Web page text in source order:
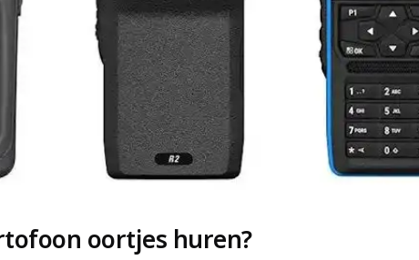
oortjes huren?